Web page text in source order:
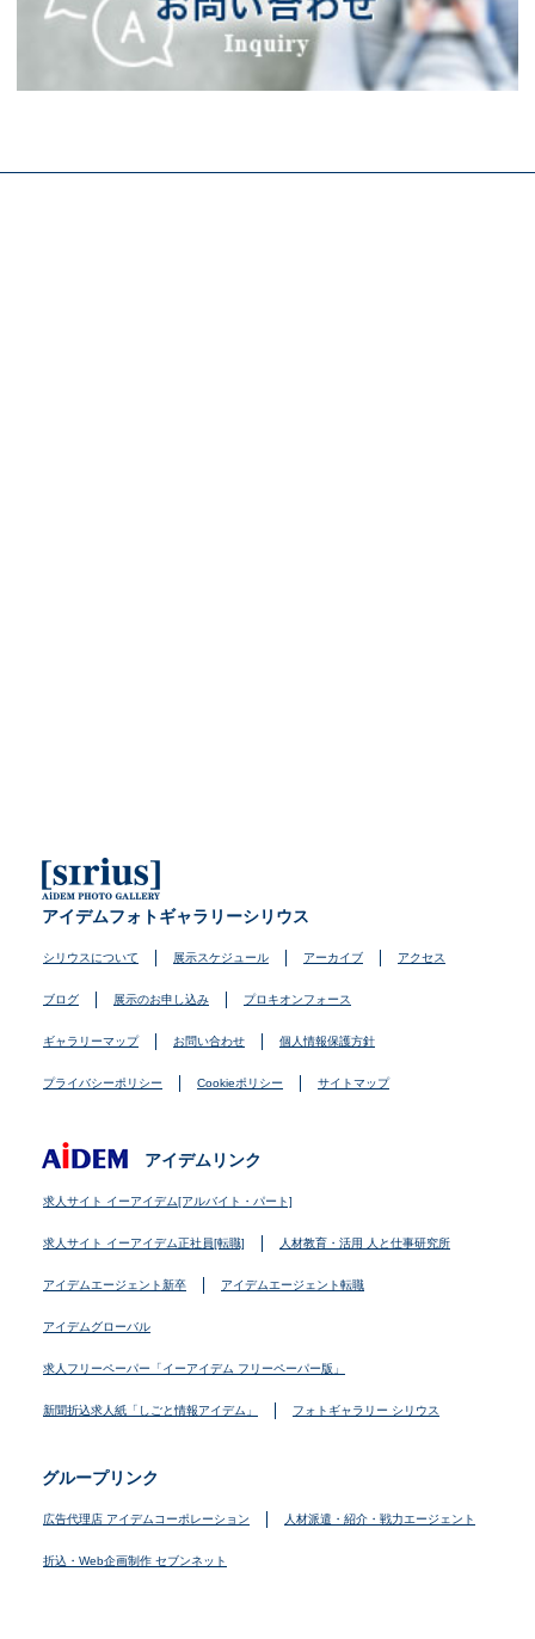
アイデムフォトギャラリーシリウス
シリウスについて 展示スケジュール アーカイブ アクセス
ブログ 展示のお申し込み プロキオンフォース
ギャラリーマップ お問い合わせ 個人情報保護方針
プライバシーポリシー Cookieポリシー サイトマップ
アイデムリンク
求人サイト イーアイデム[アルバイト・パート]
求人サイト イーアイデム正社員[転職] 人材教育・活用 人と仕事研究所
アイデムエージェント新卒 アイデムエージェント転職
アイデムグローバル
求人フリーペーパー「イーアイデム フリーペーパー版」
新聞折込求人紙「しごと情報アイデム」 フォトギャラリー シリウス
グループリンク
広告代理店 アイデムコーポレーション 人材派遣・紹介・戦力エージェント
折込・Web企画制作 セブンネット